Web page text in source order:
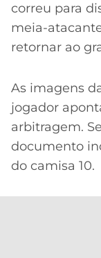
correu para
meia-
retornar ao
As imagens
jogador
arbitragem.
documento
do camisa 10.